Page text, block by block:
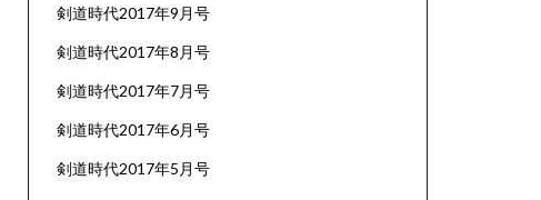
剣道時代2017年9月号
剣道時代2017年8月号
剣道時代2017年7月号
剣道時代2017年6月号
剣道時代2017年5月号